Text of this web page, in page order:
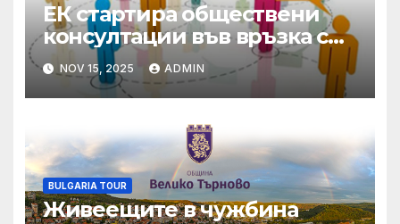
ЕК стартира обществени
консултации във връзка с
Оценката на директивите
за обществените поръчки
NOV 15, 2025 ADMIN
BULGARIA TOUR
Живеещите в чужбина